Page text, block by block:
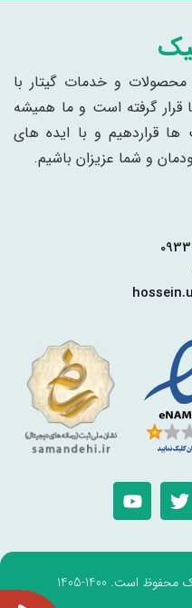
محصولات و خدمات گیتار با
قرار گرفته است و ما همیشه
ها قراردهیم و با ایده های
و شما عزیزان باشیم.
است. 1400-1405